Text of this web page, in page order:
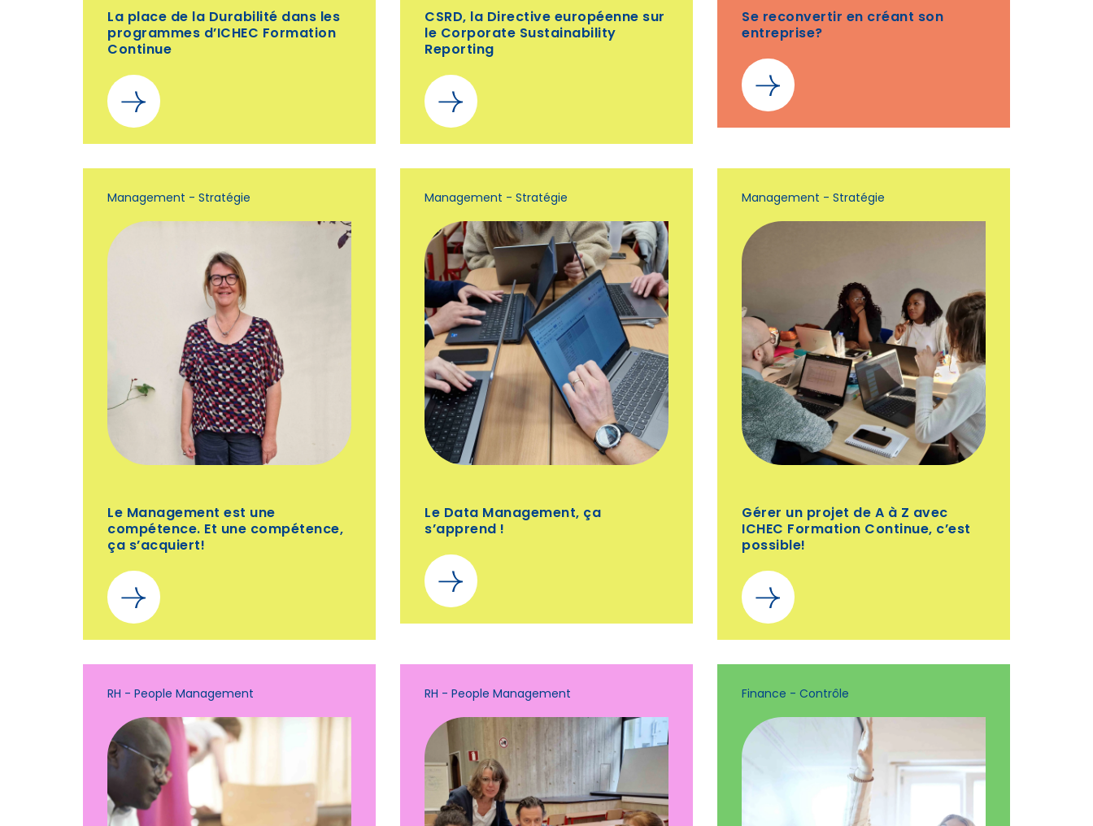
La place de la Durabilité dans les
programmes d’ICHEC Formation
Continue
CSRD, la Directive européenne sur
le Corporate Sustainability
Reporting
Se reconvertir en créant son
entreprise?
Management - Stratégie
Le Management est une
compétence. Et une compétence,
ça s’acquiert!
Management - Stratégie
Le Data Management, ça
s’apprend !
Management - Stratégie
Gérer un projet de A à Z avec
ICHEC Formation Continue, c’est
possible!
RH - People Management RH - People Management Finance - Contrôle